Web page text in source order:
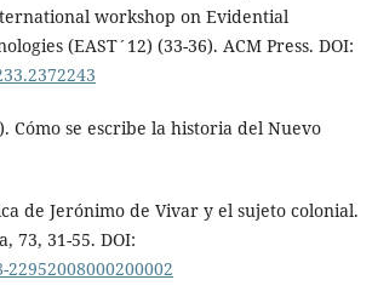
workshop on Evidential
(EAST´12) (33-36). ACM Press. DOI:
Cómo se escribe la historia del Nuevo
de Jerónimo de Vivar y el sujeto colonial.
73, 31-55. DOI: